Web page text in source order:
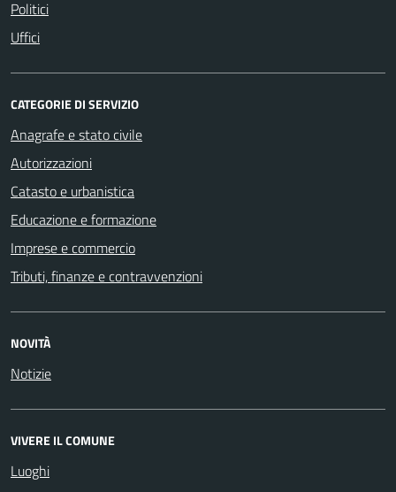
Politici
Uffici
CATEGORIE DI SERVIZIO
Anagrafe e stato civile
Autorizzazioni
Catasto e urbanistica
Educazione e formazione
Imprese e commercio
Tributi, finanze e contravvenzioni
NOVITÀ
Notizie
VIVERE IL COMUNE
Luoghi